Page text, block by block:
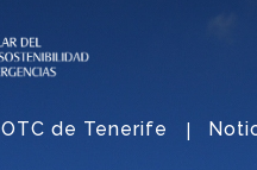
OTC de Tenerife